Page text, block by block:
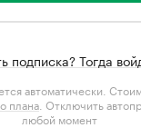
подписка? Тогда
автоматически.
плана . Отключить
любой момент